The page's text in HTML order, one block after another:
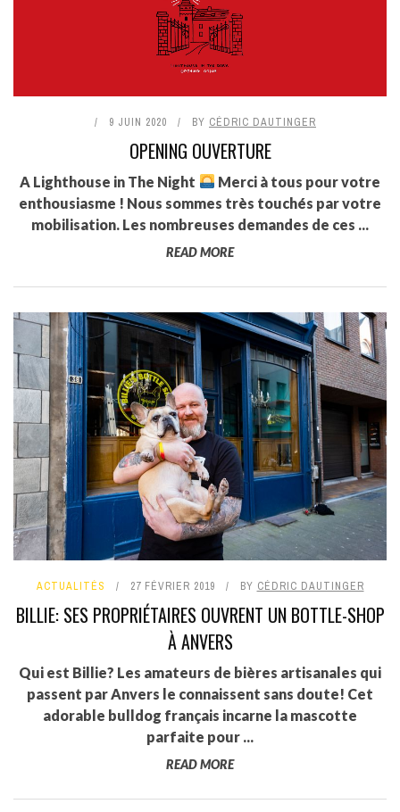
9 JUIN 2020 BY CÉDRIC DAUTINGER
OPENING OUVERTURE
A Lighthouse in The Night
Merci à tous pour votre
enthousiasme ! Nous sommes très touchés par votre
mobilisation. Les nombreuses demandes de ces ...
READ MORE
ACTUALITÉS 27 FÉVRIER 2019 BY CÉDRIC DAUTINGER
BILLIE: SES PROPRIÉTAIRES OUVRENT UN BOTTLE-SHOP
À ANVERS
Qui est Billie? Les amateurs de bières artisanales qui
passent par Anvers le connaissent sans doute! Cet
adorable bulldog français incarne la mascotte
parfaite pour ...
READ MORE